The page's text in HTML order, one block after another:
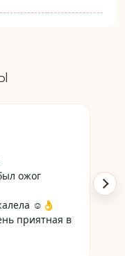
ожог
☺👌
приятная в